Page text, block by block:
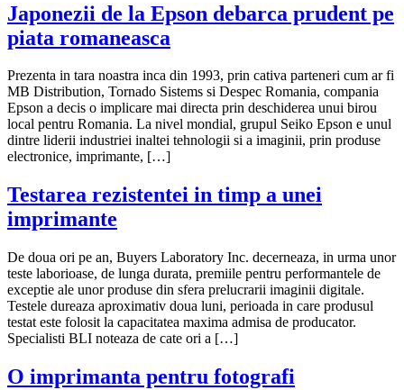
Japonezii de la Epson debarca prudent pe
piata romaneasca
Prezenta in tara noastra inca din 1993, prin cativa parteneri cum ar fi
MB Distribution, Tornado Sistems si Despec Romania, compania
Epson a decis o implicare mai directa prin deschiderea unui birou
local pentru Romania. La nivel mondial, grupul Seiko Epson e unul
dintre liderii industriei inaltei tehnologii si a imaginii, prin produse
electronice, imprimante, […]
Testarea rezistentei in timp a unei
imprimante
De doua ori pe an, Buyers Laboratory Inc. decerneaza, in urma unor
teste laborioase, de lunga durata, premiile pentru performantele de
exceptie ale unor produse din sfera prelucrarii imaginii digitale.
Testele dureaza aproximativ doua luni, perioada in care produsul
testat este folosit la capacitatea maxima admisa de producator.
Specialisti BLI noteaza de cate ori a […]
O imprimanta pentru fotografi